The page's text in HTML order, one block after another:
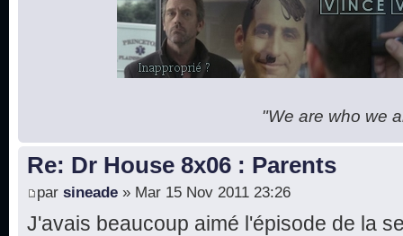
"We are who we
Re: Dr House 8x06 : Parents
par sineade » Mar 15 Nov 2011 23:26
J'avais beaucoup aimé l'épisode de la